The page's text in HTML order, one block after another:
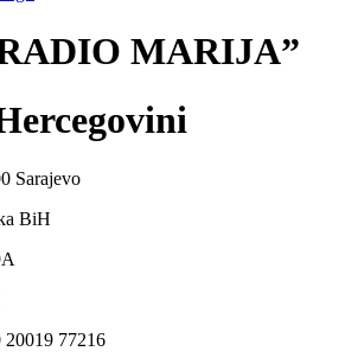
MARIJA”
Sarajevo
BiH
20019 77216